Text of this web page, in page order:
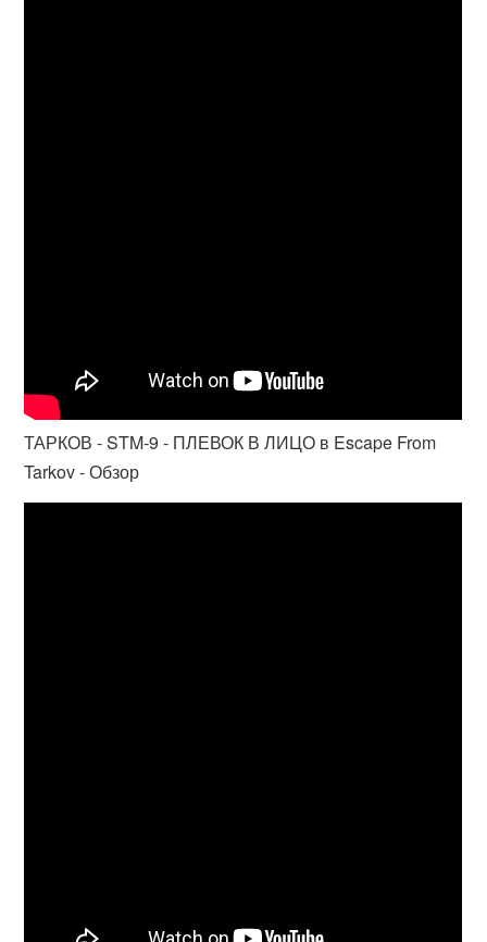
ТАРКОВ - STM-9 - ПЛЕВОК В ЛИЦО в Escape From
Tarkov - Обзор